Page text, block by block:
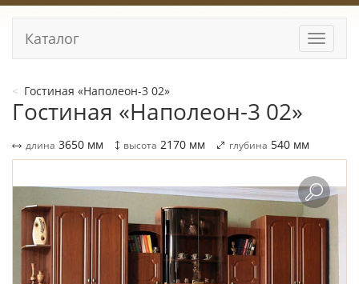
Каталог
Гостиная «Наполеон-3 02»
Гостиная «Наполеон-3 02»
длина 3650 мм высота 2170 мм глубина 540 мм